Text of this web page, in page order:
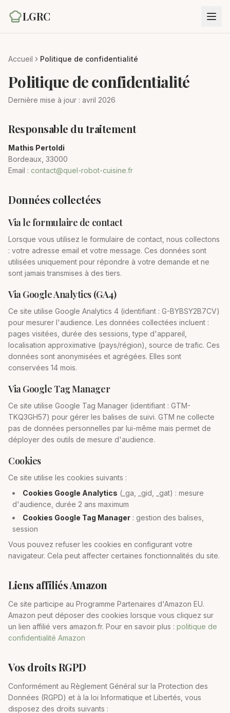
LGRC
Accueil Politique de confidentialité
Politique de confidentialité
Dernière mise à jour : avril 2026
Responsable du traitement
Mathis Pertoldi
Bordeaux, 33000
Email : contact@quel-robot-cuisine.fr
Données collectées
Via le formulaire de contact
Lorsque vous utilisez le formulaire de contact, nous collectons
: votre adresse email et votre message. Ces données sont
utilisées uniquement pour répondre à votre demande et ne
sont jamais transmises à des tiers.
Via Google Analytics (GA4)
Ce site utilise Google Analytics 4 (identifiant : G-BYBSY2B7CV)
pour mesurer l'audience. Les données collectées incluent :
pages visitées, durée des sessions, type d'appareil,
localisation approximative (pays/région), source de trafic. Ces
données sont anonymisées et agrégées. Elles sont
conservées 14 mois.
Via Google Tag Manager
Ce site utilise Google Tag Manager (identifiant : GTM-
TKQ3GH57) pour gérer les balises de suivi. GTM ne collecte
pas de données personnelles par lui-même mais permet de
déployer des outils de mesure d'audience.
Cookies
Ce site utilise les cookies suivants :
Cookies Google Analytics (_ga, _gid, _gat) : mesure
d'audience, durée 2 ans maximum
Cookies Google Tag Manager : gestion des balises,
session
Vous pouvez refuser les cookies en configurant votre
navigateur. Cela peut affecter certaines fonctionnalités du site.
Liens affiliés Amazon
Ce site participe au Programme Partenaires d'Amazon EU.
Amazon peut déposer des cookies lorsque vous cliquez sur
un lien affilié vers amazon.fr. Pour en savoir plus : politique de
confidentialité Amazon
Vos droits RGPD
Conformément au Règlement Général sur la Protection des
Données (RGPD) et à la loi Informatique et Libertés, vous
disposez des droits suivants :